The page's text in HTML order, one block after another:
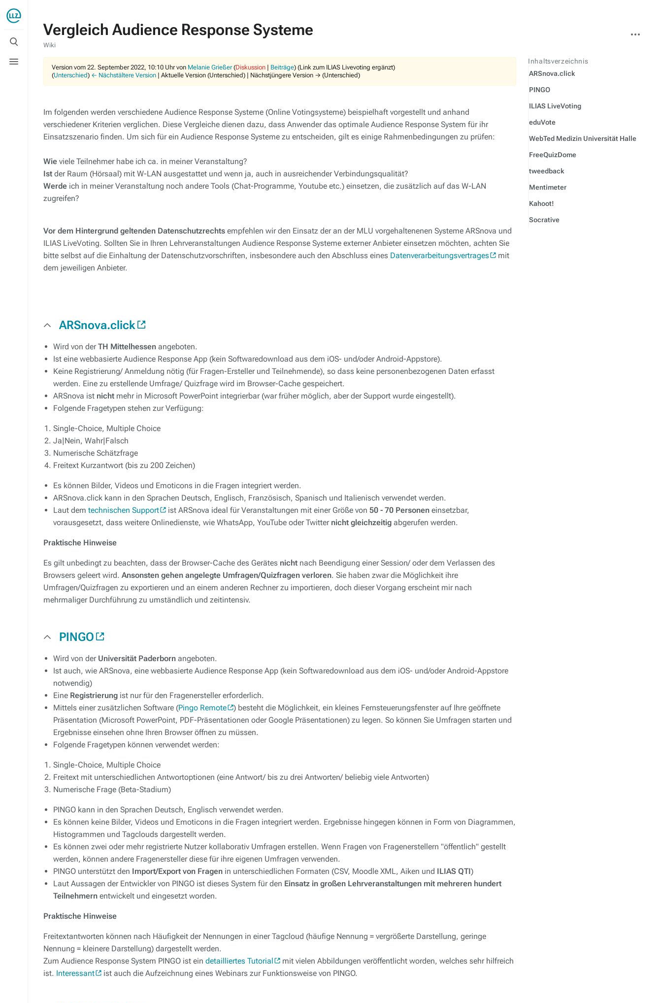
Suche
umschalten
umschalten
Vergleich Audience Response Systeme
Wiki
Aktionen
Version vom 22. September 2022, 10:10 Uhr von Melanie Grießer (Diskussion | Beiträge) (Link zum ILIAS Livevoting ergänzt)
(Unterschied) ← Nächstältere Version | Aktuelle Version (Unterschied) | Nächstjüngere Version → (Unterschied)
Im folgenden werden verschiedene Audience Response Systeme (Online Votingsysteme) beispielhaft vorgestellt und anhand
verschiedener Kriterien verglichen. Diese Vergleiche dienen dazu, dass Anwender das optimale Audience Response System für ihr
Einsatzszenario finden. Um sich für ein Audience Response Systeme zu entscheiden, gilt es einige Rahmenbedingungen zu prüfen:
Wie viele Teilnehmer habe ich ca. in meiner Veranstaltung?
Ist der Raum (Hörsaal) mit W-LAN ausgestattet und wenn ja, auch in ausreichender Verbindungsqualität?
Werde ich in meiner Veranstaltung noch andere Tools (Chat-Programme, Youtube etc.) einsetzen, die zusätzlich auf das W-LAN
zugreifen?
Vor dem Hintergrund geltenden Datenschutzrechts empfehlen wir den Einsatz der an der MLU vorgehaltenenen Systeme ARSnova und
ILIAS LiveVoting. Sollten Sie in Ihren Lehrveranstaltungen Audience Response Systeme externer Anbieter einsetzen möchten, achten Sie
bitte selbst auf die Einhaltung der Datenschutzvorschriften, insbesondere auch den Abschluss eines Datenverarbeitungsvertrages
mit
dem jeweiligen Anbieter.
ARSnova.click
Wird von derTH Mittelhessen angeboten.
Ist eine webbasierte Audience Response App (kein Softwaredownload aus dem iOS- und/oder Android-Appstore).
Keine Registrierung/ Anmeldung nötig (für Fragen-Ersteller und Teilnehmende), so dass keine personenbezogenen Daten erfasst
werden. Eine zu erstellende Umfrage/ Quizfrage wird im Browser-Cache gespeichert.
ARSnova ist nicht mehr in Microsoft PowerPoint integrierbar (war früher möglich, aber der Support wurde eingestellt).
Folgende Fragetypen stehen zur Verfügung:
Single-Choice, Multiple Choice
Ja|Nein, Wahr|Falsch
Numerische Schätzfrage
Freitext Kurzantwort (bis zu 200 Zeichen)
Es können Bilder, Videos und Emoticons in die Fragen integriert werden.
ARSnova.click kann in den Sprachen Deutsch, Englisch, Französisch, Spanisch und Italienisch verwendet werden.
Laut dem technischen Support ist ARSnova ideal für Veranstaltungen mit einer Größe von 50 - 70 Personen einsetzbar,
vorausgesetzt, dass weitere Onlinedienste, wie WhatsApp, YouTube oder Twitter nicht gleichzeitig abgerufen werden.
Praktische Hinweise
Es gilt unbedingt zu beachten, dass der Browser-Cache des Gerätes nicht nach Beendigung einer Session/ oder dem Verlassen des
Browsers geleert wird. Ansonsten gehen angelegte Umfragen/Quizfragen verloren. Sie haben zwar die Möglichkeit ihre
Umfragen/Quizfragen zu exportieren und an einem anderen Rechner zu importieren, doch dieser Vorgang erscheint mir nach
mehrmaliger Durchführung zu umständlich und zeitintensiv.
PINGO
Wird von der Universität Paderborn angeboten.
Ist auch, wie ARSnova, eine webbasierte Audience Response App (kein Softwaredownload aus dem iOS- und/oder Android-Appstore
notwendig)
Eine Registrierung ist nur für den Fragenersteller erforderlich.
Mittels einer zusätzlichen Software (Pingo Remote
) besteht die Möglichkeit, ein kleines Fernsteuerungsfenster auf Ihre geöffnete
Präsentation (Microsoft PowerPoint, PDF-Präsentationen oder Google Präsentationen) zu legen. So können Sie Umfragen starten und
Ergebnisse einsehen ohne Ihren Browser öffnen zu müssen.
Folgende Fragetypen können verwendet werden:
Single-Choice, Multiple Choice
Freitext mit unterschiedlichen Antwortoptionen (eine Antwort/ bis zu drei Antworten/ beliebig viele Antworten)
Numerische Frage (Beta-Stadium)
PINGO kann in den Sprachen Deutsch, Englisch verwendet werden.
Es können keine Bilder, Videos und Emoticons in die Fragen integriert werden. Ergebnisse hingegen können in Form von Diagrammen,
Histogrammen und Tagclouds dargestellt werden.
Es können zwei oder mehr registrierte Nutzer kollaborativ Umfragen erstellen. Wenn Fragen von Fragenerstellern "öffentlich" gestellt
werden, können andere Fragenersteller diese für ihre eigenen Umfragen verwenden.
PINGO unterstützt den Import/Export von Fragen in unterschiedlichen Formaten (CSV, Moodle XML, Aiken und ILIAS QTI)
Laut Aussagen der Entwickler von PINGO ist dieses System für den Einsatz in großen Lehrveranstaltungen mit mehreren hundert
Teilnehmern entwickelt und eingesetzt worden.
Praktische Hinweise
Freitextantworten können nach Häufigkeit der Nennungen in einer Tagcloud (häufige Nennung = vergrößerte Darstellung, geringe
Nennung = kleinere Darstellung) dargestellt werden.
Zum Audience Response System PINGO ist ein detailliertes Tutorial
mit vielen Abbildungen veröffentlicht worden, welches sehr hilfreich
ist. Interessant ist auch die Aufzeichnung eines Webinars zur Funktionsweise von PINGO.
Inhaltsverzeichnis
ARSnova.click
PINGO
ILIAS LiveVoting
eduVote
WebTed Medizin Universität Halle
FreeQuizDome
tweedback
Mentimeter
Kahoot!
Socrative